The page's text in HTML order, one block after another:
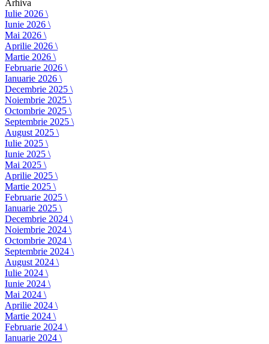
Arhiva
Iulie 2026 \
Iunie 2026 \
Mai 2026 \
Aprilie 2026 \
Martie 2026 \
Februarie 2026 \
Ianuarie 2026 \
Decembrie 2025 \
Noiembrie 2025 \
Octombrie 2025 \
Septembrie 2025 \
August 2025 \
Iulie 2025 \
Iunie 2025 \
Mai 2025 \
Aprilie 2025 \
Martie 2025 \
Februarie 2025 \
Ianuarie 2025 \
Decembrie 2024 \
Noiembrie 2024 \
Octombrie 2024 \
Septembrie 2024 \
August 2024 \
Iulie 2024 \
Iunie 2024 \
Mai 2024 \
Aprilie 2024 \
Martie 2024 \
Februarie 2024 \
Ianuarie 2024 \